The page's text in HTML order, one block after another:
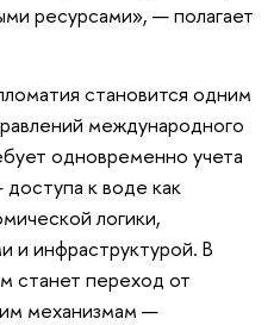
ресурсами», — полагает
становится одним
международного
одновременно учета
к воде как
логики,
и инфраструктурой. В
станет переход от
механизмам —